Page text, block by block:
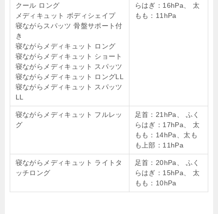
クール ロング
メディキュット ボディシェイプ
寝ながらスパッツ 骨盤サポート付
き
寝ながらメディキュット ロング
寝ながらメディキュット ショート
寝ながらメディキュット スパッツ
寝ながらメディキュット ロングLL
寝ながらメディキュット スパッツ
LL
らはぎ：16hPa、 太
もも：11hPa
寝ながらメディキュット フルレッ
グ
足首：21hPa、 ふく
らはぎ：17hPa、 太
もも：14hPa、太も
も上部：11hPa
寝ながらメディキュット ライトタ
ッチロング
足首：20hPa、 ふく
らはぎ：15hPa、 太
もも：10hPa